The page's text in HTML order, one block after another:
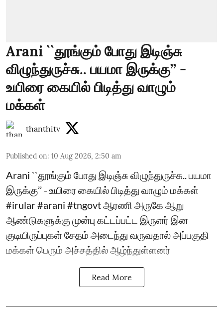
Arani ``தூங்கும் போது இடிஞ்சு
விழுந்துருச்சு.. பயமா இருக்கு’’ -
உயிரை கையில் பிடித்து வாழும்
மக்கள்
thanthitv
Published on: 10 Aug 2026, 2:50 am
Arani ``தூங்கும் போது இடிஞ்சு விழுந்துருச்சு.. பயமா
இருக்கு’’ - உயிரை கையில் பிடித்து வாழும் மக்கள்
#irular #arani #tngovt ஆரணி அருகே ஆறு
ஆண்டுகளுக்கு முன்பு கட்டப்பட்ட இருளர் இன
குடியிருப்புகள் சேதம் அடைந்து வருவதால் அப்பகுதி
மக்கள் பெரும் அச்சத்தில் ஆழ்ந்துள்ளனர்
Read More